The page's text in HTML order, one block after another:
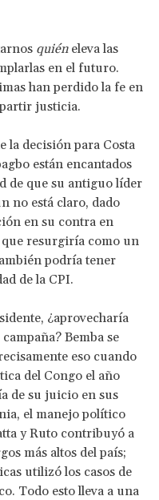
quién eleva las
en el futuro.
han perdido la fe en
justicia.
la decisión para Costa
están encantados
de que su antiguo líder
no está claro, dado
en su contra en
que resurgiría como un
podría tener
de la CPI.
¿aprovecharía
Bemba se
eso cuando
del Congo el año
de su juicio en sus
el manejo político
y Ruto contribuyó a
más altos del país;
utilizó los casos de
Todo esto lleva a una